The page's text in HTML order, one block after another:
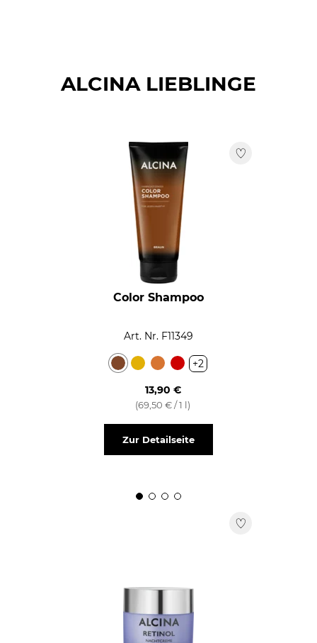
ALCINA LIEBLINGE
Color Shampoo
Art. Nr. F11349
+2
13,90 €
(69,50 € / 1 l)
Zur Detailseite